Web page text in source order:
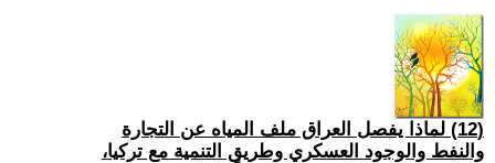
(12) لماذا يفصل العراق ملف المياه عن التجارة
والنفط والوجود العسكري وطريق التنمية مع تركيا،